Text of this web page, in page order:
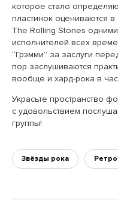
которое стало
пластинок оцениваются
The Rolling Stones
исполнителей всех
“Грэмми” за заслуги
пор заслушиваются
вообще и хард-рока в
Украсьте пространство
с удовольствием
группы!
Звёзды рока